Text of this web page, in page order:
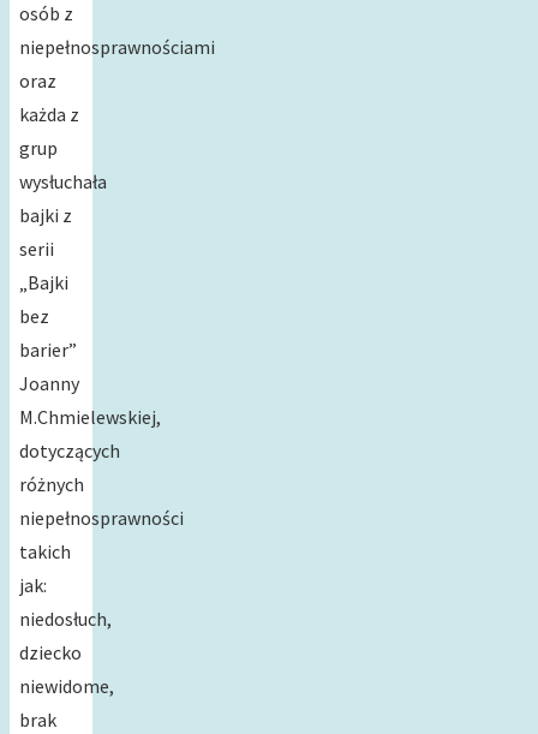
osób z
niepełnosprawnościami
oraz
każda z
grup
wysłuchała
bajki z
serii
„Bajki
bez
barier”
Joanny
M.Chmielewskiej,
dotyczących
różnych
niepełnosprawności
takich
jak:
niedosłuch,
dziecko
niewidome,
brak